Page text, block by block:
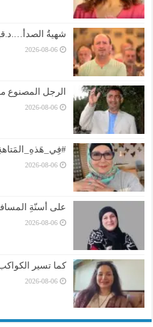
شهيةُ
2026-08-06
الرجل المصنوع
2026-08-06
2026-08-06
على أسنّةِ
2026-08-06
كما تسير
2026-08-06